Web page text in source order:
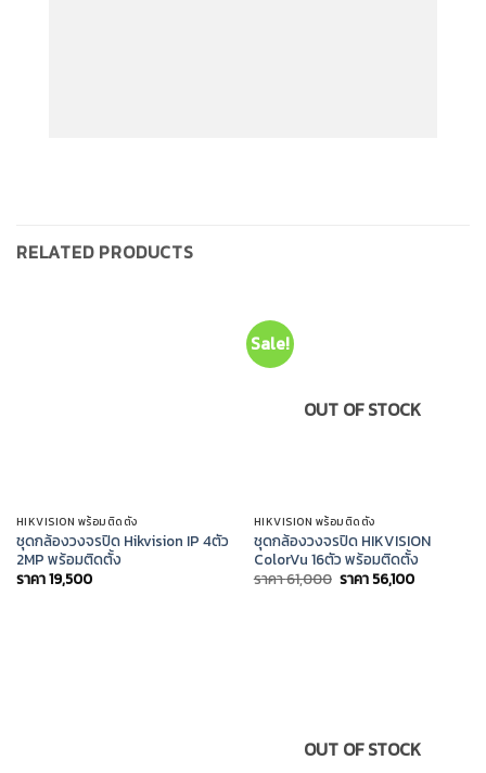
RELATED PRODUCTS
HIKVISION พร้อมติดตั้ง
ชุดกล้องวงจรปิด Hikvision IP 4ตัว
2MP พร้อมติดตั้ง
ราคา19,500
Sale!
OUT OF STOCK
HIKVISION พร้อมติดตั้ง
ชุดกล้องวงจรปิด HIKVISION
ColorVu 16ตัว พร้อมติดตั้ง
ราคา61,000 Original
ราคา 56,100Current
OUT OF STOCK